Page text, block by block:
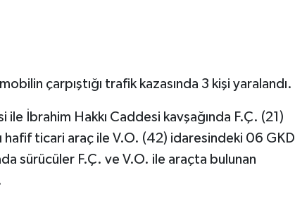
çarpıştığı trafik kazasında 3 kişi yaralandı.
İbrahim Hakkı Caddesi kavşağında F.Ç. (21)
ticari araç ile V.O. (42) idaresindeki 06 GKD
sürücüler F.Ç. ve V.O. ile araçta bulunan